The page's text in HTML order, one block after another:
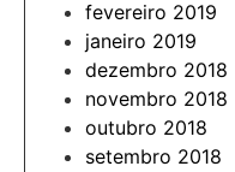
fevereiro 2019
janeiro 2019
dezembro 2018
novembro 2018
outubro 2018
setembro 2018